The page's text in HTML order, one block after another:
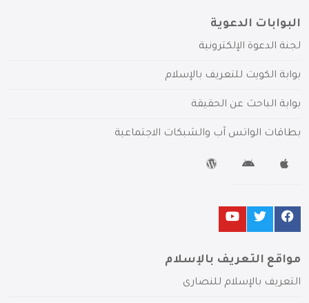
البوابات الدعوية
لجنة الدعوة الإلكترونية
بوابة الكويت للتعريف بالإسلام
بوابة الباحث عن الحقيقة
بطاقات الواتس آب والشبكات الاجتماعية
مواقع التعريف بالإسلام
التعريف بالإسلام للنصارى